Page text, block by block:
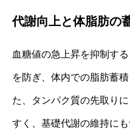
代謝向上と体脂肪の
血糖値の急上昇を抑制す
を防ぎ、体内での脂肪蓄
た、タンパク質の先取り
すく、基礎代謝の維持に